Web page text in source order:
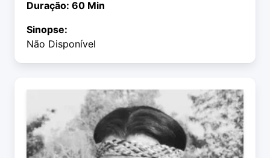
Duração: 60 Min
Sinopse:
Não Disponível